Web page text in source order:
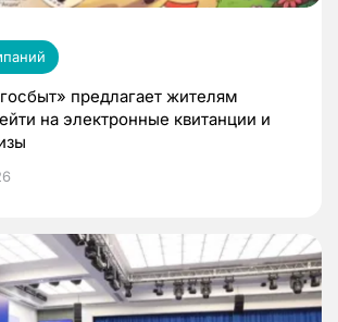
предлагает жителям
на электронные квитанции и